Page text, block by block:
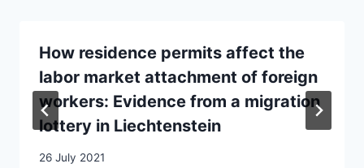
How residence permits affect the
labor market attachment of foreign
workers: Evidence from a migration
lottery in Liechtenstein
26 July 2021